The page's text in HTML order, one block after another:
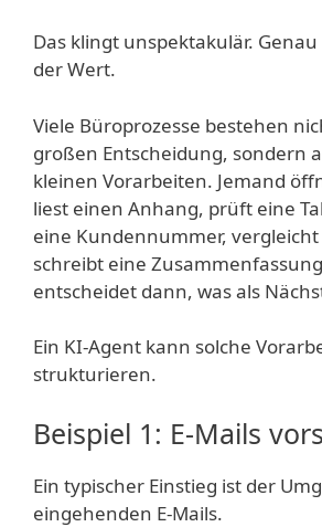
Das klingt unspektakulär.
der Wert.
Viele Büroprozesse bestehen
großen Entscheidung, sondern
kleinen Vorarbeiten. Jemand
liest einen Anhang, prüft eine
eine Kundennummer,
schreibt eine
entscheidet dann, was als
Ein KI-Agent kann solche
strukturieren.
Beispiel 1: E-Mails
Ein typischer Einstieg ist der
eingehenden E-Mails.